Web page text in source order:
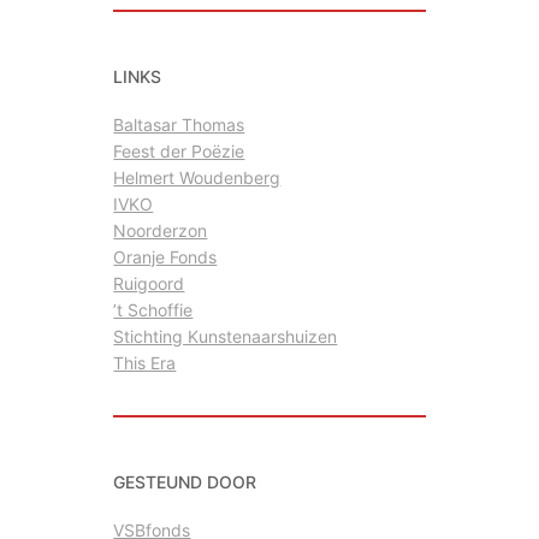
n
LINKS
Baltasar Thomas
Feest der Poëzie
Helmert Woudenberg
IVKO
Noorderzon
Oranje Fonds
Ruigoord
’t Schoffie
Stichting Kunstenaarshuizen
This Era
GESTEUND DOOR
VSBfonds